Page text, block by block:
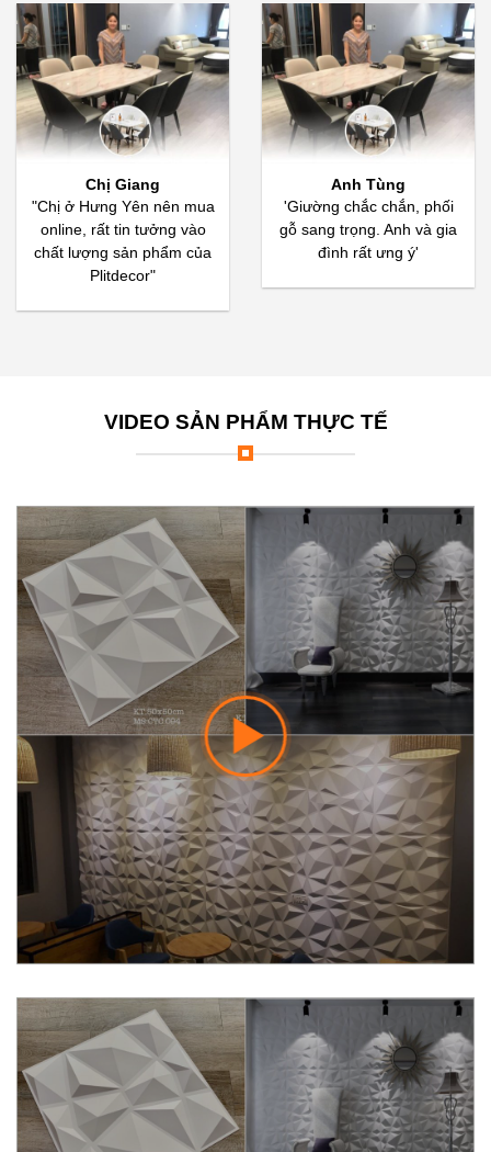
Chị Giang
"Chị ở Hưng Yên nên mua
online, rất tin tưởng vào
chất lượng sản phẩm của
Plitdecor"
Anh Tùng
'Giường chắc chắn, phối
gỗ sang trọng. Anh và gia
đình rất ưng ý'
VIDEO SẢN PHẨM THỰC TẾ